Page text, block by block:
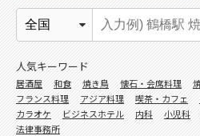
人気キーワード
居酒屋 和食 焼き鳥 懐石・会席料理
フランス料理
アジア料理 喫茶・カフェ
カラオケ
ビジネスホテル 内科 小児科
法律事務所